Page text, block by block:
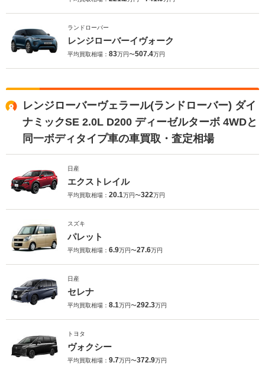
ランドローバー
レンジローバーイヴォーク
平均買取相場： 83万円〜507.4万円
レンジローバーヴェラール(ランドローバー) ダイ
ナミックSE 2.0L D200 ディーゼルターボ 4WDと
同一ボディタイプ車の車買取・査定相場
日産
エクストレイル
平均買取相場： 20.1万円〜322万円
スズキ
パレット
平均買取相場： 6.9万円〜27.6万円
日産
セレナ
平均買取相場： 8.1万円〜292.3万円
トヨタ
ヴォクシー
平均買取相場： 9.7万円〜372.9万円